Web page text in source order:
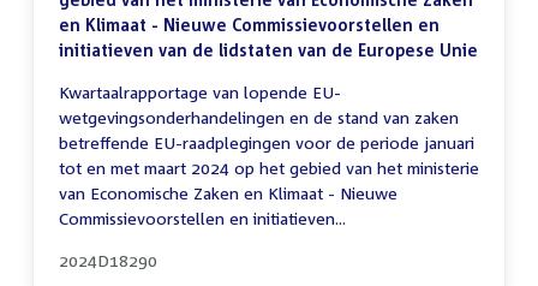
en Klimaat - Nieuwe Commissievoorstellen en
initiatieven van de lidstaten van de Europese Unie
Kwartaalrapportage van lopende EU-
wetgevingsonderhandelingen en de stand van zaken
betreffende EU-raadplegingen voor de periode januari
tot en met maart 2024 op het gebied van het ministerie
van Economische Zaken en Klimaat - Nieuwe
Commissievoorstellen en initiatieven...
2024D18290